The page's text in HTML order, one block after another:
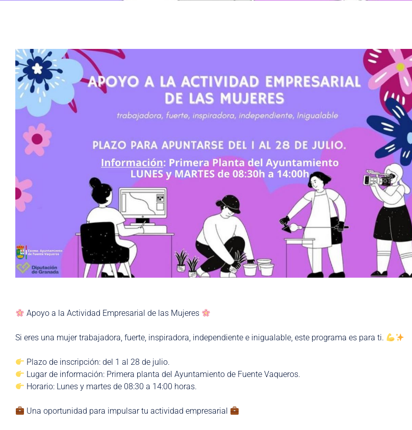
Apoyo a la Actividad Empresarial de las Mujeres
Si eres una mujer trabajadora, fuerte, inspiradora, independiente e inigualable, este programa es para ti.
Plazo de inscripción: del 1 al 28 de julio.
Lugar de información: Primera planta del Ayuntamiento de Fuente Vaqueros.
Horario: Lunes y martes de 08:30 a 14:00 horas.
Una oportunidad para impulsar tu actividad empresarial